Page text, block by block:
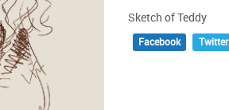
Sketch of Teddy
Facebook Twitter